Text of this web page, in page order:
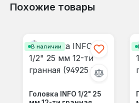
Похожие товары
В наличии
Головка INFO 1/2" 25